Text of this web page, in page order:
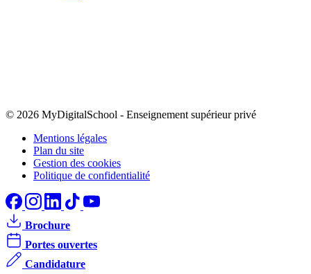
© 2026 MyDigitalSchool - Enseignement supérieur privé
Mentions légales
Plan du site
Gestion des cookies
Politique de confidentialité
Brochure
Portes ouvertes
Candidature